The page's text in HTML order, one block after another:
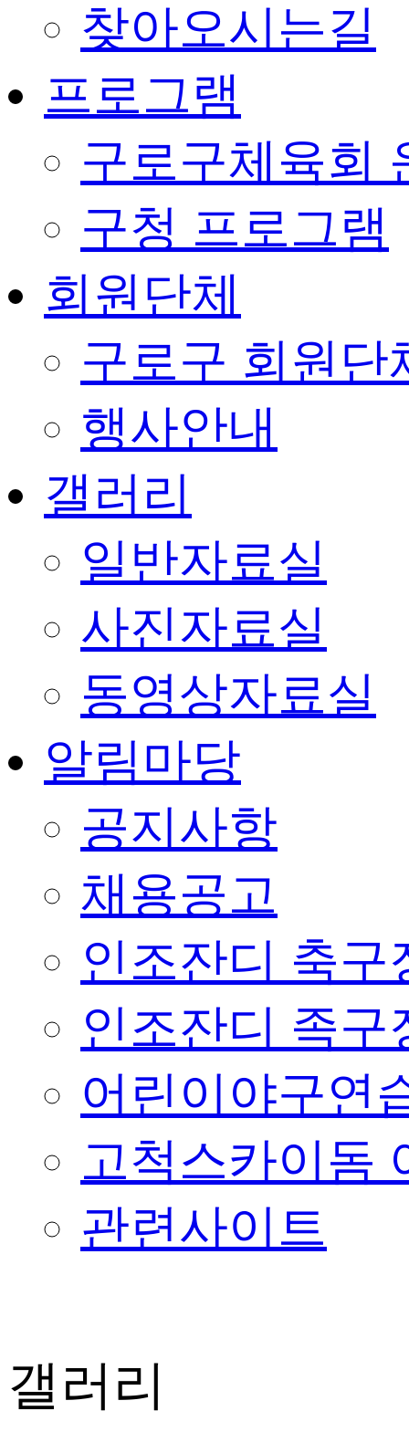
찾아오시는길
프로그램
구로구체육회
구청 프로그램
회원단체
구로구 회원단
행사안내
갤러리
일반자료실
사진자료실
동영상자료실
알림마당
공지사항
채용공고
인조잔디 축구
인조잔디 족구
어린이야구연
고척스카이돔
관련사이트
갤러리